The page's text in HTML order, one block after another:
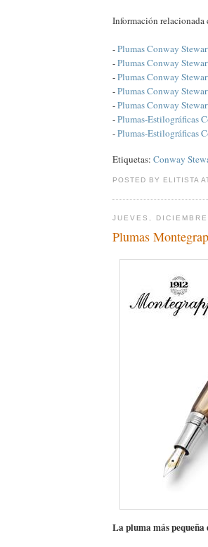
Información relacionada
-Plumas Conway
-Plumas Conway
-Plumas Conway
-Plumas Conway
-Plumas Conway
-Plumas-Estilográficas
-Plumas-Estilográficas
Etiquetas: Conway
POSTED BY ELITISTA
JUEVES,
Plumas
La pluma más